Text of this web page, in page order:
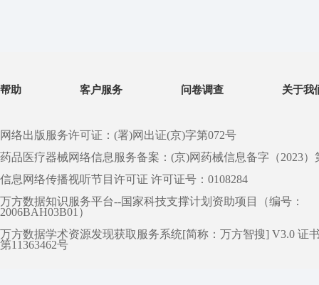
帮助 客户服务 问卷调查 关于我
网络出版服务许可证：(署)网出证(京)字第072号
药品医疗器械网络信息服务备案：(京)网药械信息备字（2023）
信息网络传播视听节目许可证 许可证号：0108284
万方数据知识服务平台--国家科技支撑计划资助项目（编号：
2006BAH03B01）
万方数据学术资源发现获取服务系统[简称：万方智搜] V3.0 证
第11363462号